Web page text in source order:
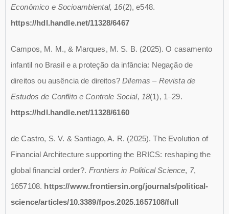
Econômico e Socioambiental, 16(2), e548.
https://hdl.handle.net/11328/6467
Campos, M. M., & Marques, M. S. B. (2025). O casamento
infantil no Brasil e a proteção da infância: Negação de
direitos ou ausência de direitos?Dilemas – Revista de
Estudos de Conflito e Controle Social, 18(1), 1–29.
https://hdl.handle.net/11328/6160
de Castro, S. V. & Santiago, A. R. (2025). The Evolution of
Financial Architecture supporting the BRICS: reshaping the
global financial order?. Frontiers in Political Science, 7,
1657108. https://www.frontiersin.org/journals/political-
science/articles/10.3389/fpos.2025.1657108/full